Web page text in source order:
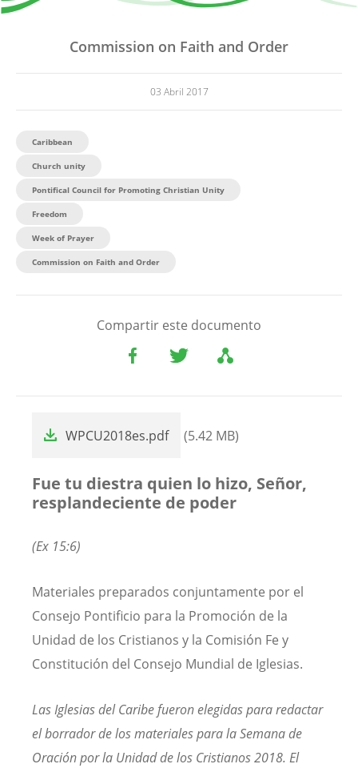
Commission on Faith and Order
03 Abril 2017
Caribbean
Church unity
Pontifical Council for Promoting Christian Unity
Freedom
Week of Prayer
Commission on Faith and Order
Compartir este documento
WPCU2018es.pdf (5.42 MB)
Fue tu diestra quien lo hizo, Señor,
resplandeciente de poder
(Ex 15:6)
Materiales preparados conjuntamente por el
Consejo Pontificio para la Promoción de la
Unidad de los Cristianos y la Comisión Fe y
Constitución del Consejo Mundial de Iglesias.
Las Iglesias del Caribe fueron elegidas para redactar
el borrador de los materiales para la Semana de
Oración por la Unidad de los Cristianos 2018. El